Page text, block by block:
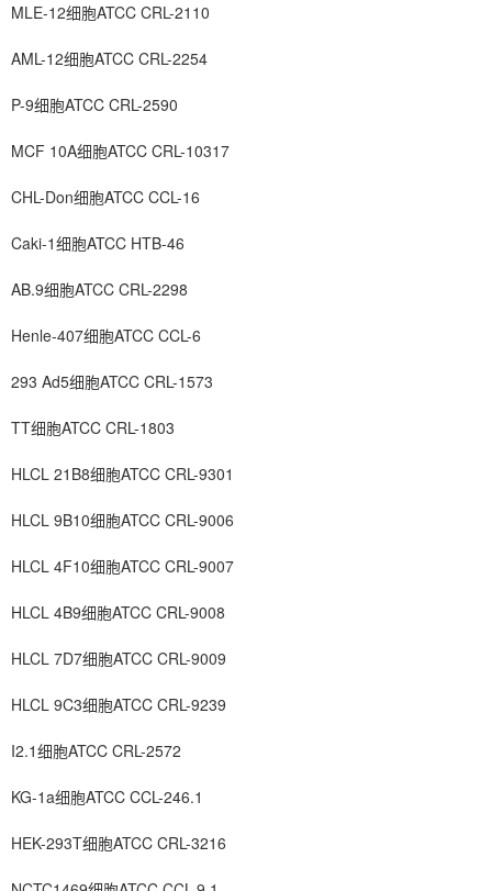
MLE-12细胞ATCC CRL-2110
AML-12细胞ATCC CRL-2254
P-9细胞ATCC CRL-2590
MCF 10A细胞ATCC CRL-10317
CHL-Don细胞ATCC CCL-16
Caki-1细胞ATCC HTB-46
AB.9细胞ATCC CRL-2298
Henle-407细胞ATCC CCL-6
293 Ad5细胞ATCC CRL-1573
TT细胞ATCC CRL-1803
HLCL 21B8细胞ATCC CRL-9301
HLCL 9B10细胞ATCC CRL-9006
HLCL 4F10细胞ATCC CRL-9007
HLCL 4B9细胞ATCC CRL-9008
HLCL 7D7细胞ATCC CRL-9009
HLCL 9C3细胞ATCC CRL-9239
I2.1细胞ATCC CRL-2572
KG-1a细胞ATCC CCL-246.1
HEK-293T细胞ATCC CRL-3216